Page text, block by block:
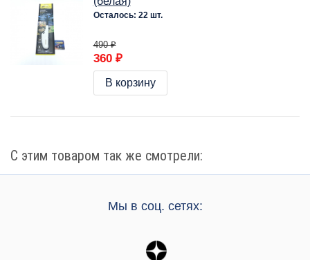
Осталось: 22 шт.
490 ₽
360 ₽
В корзину
С этим товаром так же смотрели:
Мы в соц. сетях: